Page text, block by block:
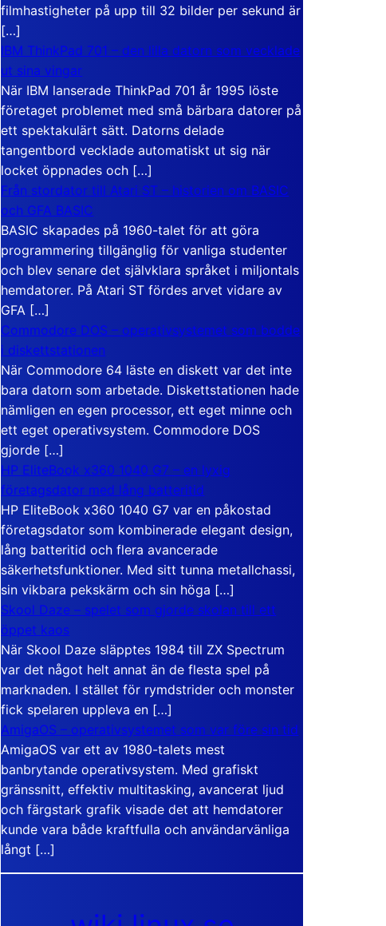
filmhastigheter på upp till 32 bilder per sekund är
[…]
IBM ThinkPad 701 – den lilla datorn som vecklade
ut sina vingar
När IBM lanserade ThinkPad 701 år 1995 löste
företaget problemet med små bärbara datorer på
ett spektakulärt sätt. Datorns delade
tangentbord vecklade automatiskt ut sig när
locket öppnades och […]
Från stordator till Atari ST – historien om BASIC
och GFA BASIC
BASIC skapades på 1960-talet för att göra
programmering tillgänglig för vanliga studenter
och blev senare det självklara språket i miljontals
hemdatorer. På Atari ST fördes arvet vidare av
GFA […]
Commodore DOS – operativsystemet som bodde
i diskettstationen
När Commodore 64 läste en diskett var det inte
bara datorn som arbetade. Diskettstationen hade
nämligen en egen processor, ett eget minne och
ett eget operativsystem. Commodore DOS
gjorde […]
HP EliteBook x360 1040 G7 – en lyxig
företagsdator med lång batteritid
HP EliteBook x360 1040 G7 var en påkostad
företagsdator som kombinerade elegant design,
lång batteritid och flera avancerade
säkerhetsfunktioner. Med sitt tunna metallchassi,
sin vikbara pekskärm och sin höga […]
Skool Daze – spelet som gjorde skolan till ett
öppet kaos
När Skool Daze släpptes 1984 till ZX Spectrum
var det något helt annat än de flesta spel på
marknaden. I stället för rymdstrider och monster
fick spelaren uppleva en […]
AmigaOS – operativsystemet som var före sin tid
AmigaOS var ett av 1980-talets mest
banbrytande operativsystem. Med grafiskt
gränssnitt, effektiv multitasking, avancerat ljud
och färgstark grafik visade det att hemdatorer
kunde vara både kraftfulla och användarvänliga
långt […]